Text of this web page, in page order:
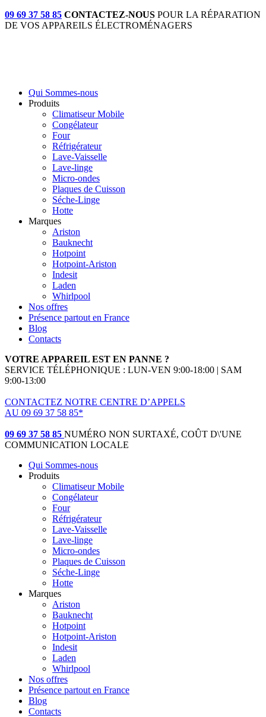
09 69 37 58 85 CONTACTEZ-NOUS POUR LA RÉPARATION
DE VOS APPAREILS ÉLECTROMÉNAGERS
Qui Sommes-nous
Produits
Climatiseur Mobile
Congélateur
Four
Réfrigérateur
Lave-Vaisselle
Lave-linge
Micro-ondes
Plaques de Cuisson
Séche-Linge
Hotte
Marques
Ariston
Bauknecht
Hotpoint
Hotpoint-Ariston
Indesit
Laden
Whirlpool
Nos offres
Présence partout en France
Blog
Contacts
VOTRE APPAREIL EST EN PANNE ?
SERVICE TÉLÉPHONIQUE : LUN-VEN 9:00-18:00 | SAM
9:00-13:00
CONTACTEZ NOTRE CENTRE D’APPELS
AU 09 69 37 58 85*
09 69 37 58 85 NUMÉRO NON SURTAXÉ, COÛT D\'UNE
COMMUNICATION LOCALE
Qui Sommes-nous
Produits
Climatiseur Mobile
Congélateur
Four
Réfrigérateur
Lave-Vaisselle
Lave-linge
Micro-ondes
Plaques de Cuisson
Séche-Linge
Hotte
Marques
Ariston
Bauknecht
Hotpoint
Hotpoint-Ariston
Indesit
Laden
Whirlpool
Nos offres
Présence partout en France
Blog
Contacts